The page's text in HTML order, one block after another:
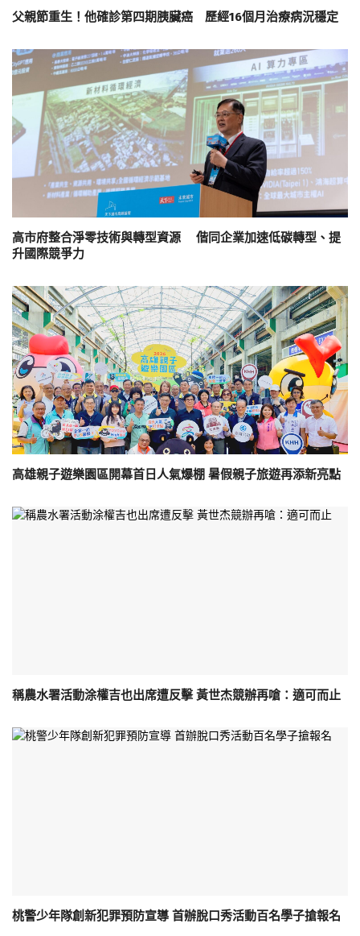
父親節重生！他確診第四期胰臟癌 歷經16個月治療病況穩定
高市府整合淨零技術與轉型資源 偕同企業加速低碳轉型、提
升國際競爭力
高雄親子遊樂園區開幕首日人氣爆棚 暑假親子旅遊再添新亮點
稱農水署活動涂權吉也出席遭反擊 黃世杰競辦再嗆：適可而止
桃警少年隊創新犯罪預防宣導 首辦脫口秀活動百名學子搶報名